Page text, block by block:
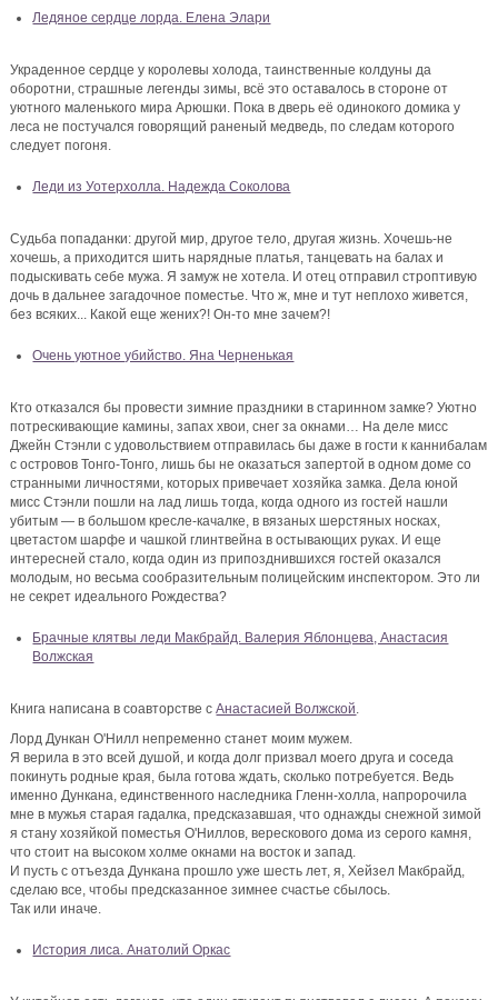
Ледяное сердце лорда. Елена Элари
Украденное сердце у королевы холода, таинственные колдуны да
оборотни, страшные легенды зимы, всё это оставалось в стороне от
уютного маленького мира Арюшки. Пока в дверь её одинокого домика у
леса не постучался говорящий раненый медведь, по следам которого
следует погоня.
Леди из Уотерхолла. Надежда Соколова
Судьба попаданки: другой мир, другое тело, другая жизнь. Хочешь-не
хочешь, а приходится шить нарядные платья, танцевать на балах и
подыскивать себе мужа. Я замуж не хотела. И отец отправил строптивую
дочь в дальнее загадочное поместье. Что ж, мне и тут неплохо живется,
без всяких... Какой еще жених?! Он-то мне зачем?!
Очень уютное убийство. Яна Черненькая
Кто отказался бы провести зимние праздники в старинном замке? Уютно
потрескивающие камины, запах хвои, снег за окнами… На деле мисс
Джейн Стэнли с удовольствием отправилась бы даже в гости к каннибалам
с островов Тонго-Тонго, лишь бы не оказаться запертой в одном доме со
странными личностями, которых привечает хозяйка замка. Дела юной
мисс Стэнли пошли на лад лишь тогда, когда одного из гостей нашли
убитым — в большом кресле-качалке, в вязаных шерстяных носках,
цветастом шарфе и чашкой глинтвейна в остывающих руках. И еще
интересней стало, когда один из припозднившихся гостей оказался
молодым, но весьма сообразительным полицейским инспектором. Это ли
не секрет идеального Рождества?
Брачные клятвы леди Макбрайд. Валерия Яблонцева, Анастасия
Волжская
Книга написана в соавторстве сАнастасией Волжской.
Лорд Дункан О'Нилл непременно станет моим мужем.
Я верила в это всей душой, и когда долг призвал моего друга и соседа
покинуть родные края, была готова ждать, сколько потребуется. Ведь
именно Дункана, единственного наследника Гленн-холла, напророчила
мне в мужья старая гадалка, предсказавшая, что однажды снежной зимой
я стану хозяйкой поместья О'Ниллов, верескового дома из серого камня,
что стоит на высоком холме окнами на восток и запад.
И пусть с отъезда Дункана прошло уже шесть лет, я, Хейзел Макбрайд,
сделаю все, чтобы предсказанное зимнее счастье сбылось.
Так или иначе.
История лиса. Анатолий Оркас